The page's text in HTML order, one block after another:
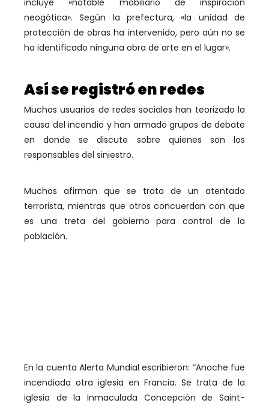
incluye «notable mobiliario de inspiración
neogótica». Según la prefectura, «la unidad de
protección de obras ha intervenido, pero aún no se
ha identificado ninguna obra de arte en el lugar».
Así se registró en redes
Muchos usuarios de redes sociales han teorizado la
causa del incendio y han armado grupos de debate
en donde se discute sobre quienes son los
responsables del siniestro.
Muchos afirman que se trata de un atentado
terrorista, mientras que otros concuerdan con que
es una treta del gobierno para control de la
población.
En la cuenta Alerta Mundial escribieron: “Anoche fue
incendiada otra iglesia en Francia. Se trata de la
iglesia de la Inmaculada Concepción de Saint-